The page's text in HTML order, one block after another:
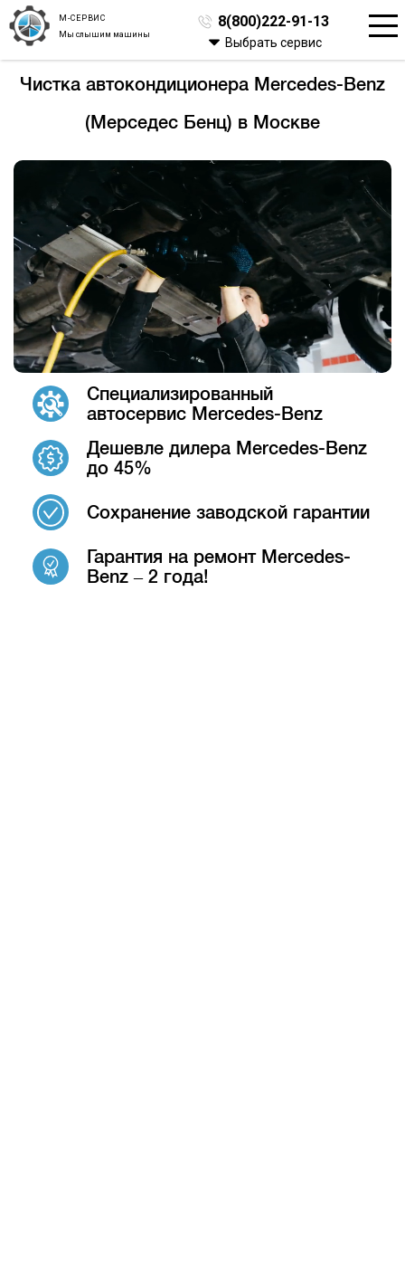
М-СЕРВИС
Мы слышим машины
8(800)222-91-13
Выбрать сервис
Чистка автокондиционера Mercedes-Benz
(Мерседес Бенц) в Москве
Специализированный
автосервис Mercedes-Benz
Дешевле дилера Mercedes-Benz
до 45%
Сохранение заводской гарантии
Гарантия на ремонт Mercedes-
Benz – 2 года!